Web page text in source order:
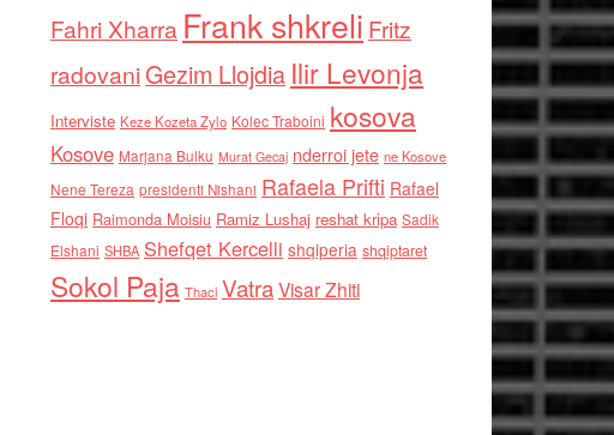
Fahri Xharra Frank shkreli Fritz
radovaniGezim Llojdia Ilir Levonja
Interviste Keze Kozeta Zylo Kolec Traboini kosova
Kosove Marjana Bulku Murat Gecaj nderroi jete ne Kosove
Nene Tereza presidenti Nishani Rafaela Prifti Rafael
Floqi Raimonda Moisiu Ramiz Lushaj reshat kripa Sadik
Elshani SHBA Shefqet Kercelli shqiperia shqiptaret
Sokol Paja Thaci VatraVisar Zhiti